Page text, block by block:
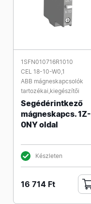
1SFN010716R1010
CEL 18-10-W0,1
ABB mágneskapcsolók
tartozékai,kiegészítői
Segédérintkező
mágneskapcs. 1Z-
0NY oldal
Készleten
16 714 Ft